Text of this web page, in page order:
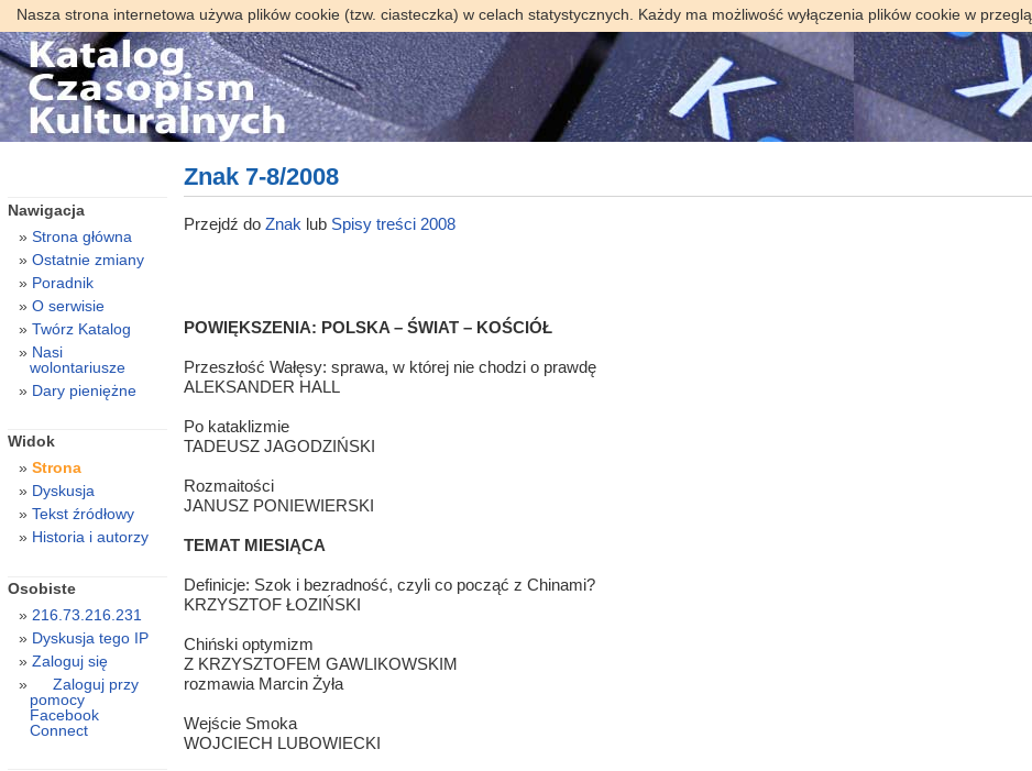
Nasza strona internetowa używa plików cookie (tzw. ciasteczka) w celach statystycznych. Każdy ma możliwość wyłączenia plików cookie w
Znak 7-8/2008
Przejdź do Znak lub Spisy treści 2008
POWIĘKSZENIA: POLSKA – ŚWIAT – KOŚCIÓŁ
Przeszłość Wałęsy: sprawa, w której nie chodzi o prawdę
ALEKSANDER HALL
Po kataklizmie
TADEUSZ JAGODZIŃSKI
Rozmaitości
JANUSZ PONIEWIERSKI
TEMAT MIESIĄCA
Definicje: Szok i bezradność, czyli co począć z Chinami?
KRZYSZTOF ŁOZIŃSKI
Chiński optymizm
Z KRZYSZTOFEM GAWLIKOWSKIM
rozmawia Marcin Żyła
Wejście Smoka
WOJCIECH LUBOWIECKI
Nawigacja
Strona główna
Ostatnie zmiany
Poradnik
O serwisie
Twórz Katalog
Nasi
wolontariusze
Dary pieniężne
Widok
Strona
Dyskusja
Tekst źródłowy
Historia i autorzy
Osobiste
216.73.216.231
Dyskusja tego IP
Zaloguj się
Zaloguj przy
pomocy
Facebook
Connect